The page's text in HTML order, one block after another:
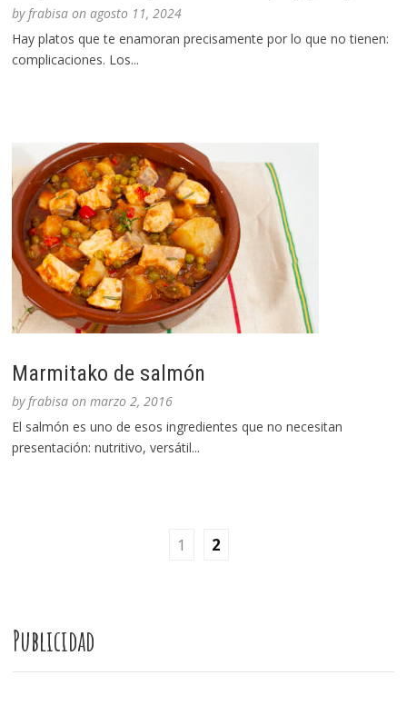
byfrabisa onagosto 11, 2024
Hay platos que te enamoran precisamente por lo que no tienen:
complicaciones. Los...
Marmitako de salmón
byfrabisa onmarzo 2, 2016
El salmón es uno de esos ingredientes que no necesitan
presentación: nutritivo, versátil...
1 2
Publicidad